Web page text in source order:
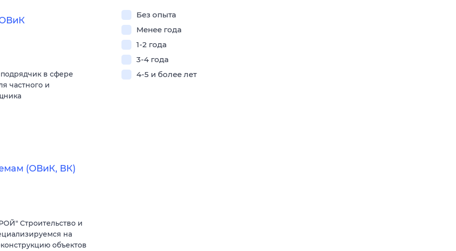
в сфере
частного и
(ОВиК, ВК)
Строительство и
на
объектов
Без опыта
Менее года
1-2 года
3-4 года
4-5 и более лет